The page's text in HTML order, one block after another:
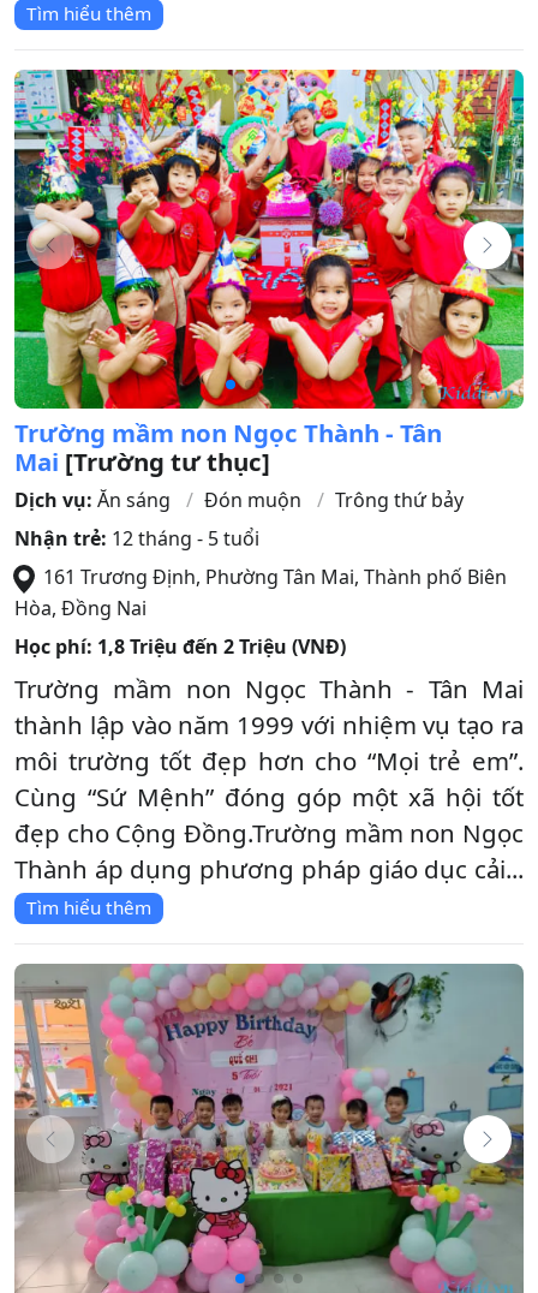
Tìm hiểu thêm
Trường mầm non Ngọc Thành - Tân
Mai [Trường tư thục]
Dịch vụ: Ăn sáng Đón muộn
Trông thứ bảy
Nhận trẻ: 12 tháng - 5 tuổi
161 Trương Định, Phường Tân Mai, Thành phố Biên
Hòa, Đồng Nai
Học phí: 1,8 Triệu đến 2 Triệu (VNĐ)
Trường mầm non Ngọc Thành - Tân Mai
thành lập vào năm 1999 với nhiệm vụ tạo ra
môi trường tốt đẹp hơn cho “Mọi trẻ em”.
Cùng “Sứ Mệnh” đóng góp một xã hội tốt
đẹp cho Cộng Đồng.Trường mầm non Ngọc
Thành áp dụng phương pháp giáo dục cải...
Tìm hiểu thêm